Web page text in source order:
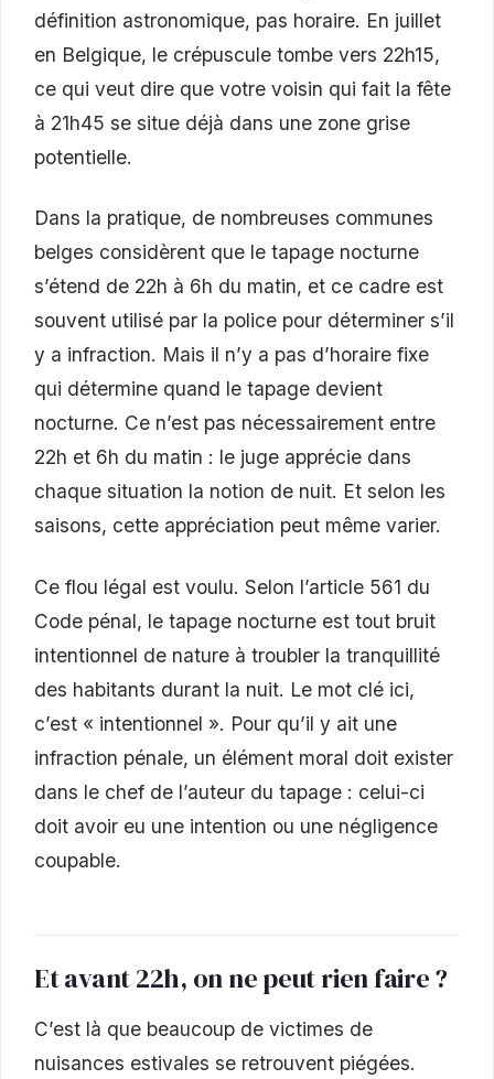
définition astronomique, pas horaire. En juillet
en Belgique, le crépuscule tombe vers 22h15,
ce qui veut dire que votre voisin qui fait la fête
à 21h45 se situe déjà dans une zone grise
potentielle.
Dans la pratique, de nombreuses communes
belges considèrent que le tapage nocturne
s’étend de 22h à 6h du matin, et ce cadre est
souvent utilisé par la police pour déterminer s’il
y a infraction. Mais il n’y a pas d’horaire fixe
qui détermine quand le tapage devient
nocturne. Ce n’est pas nécessairement entre
22h et 6h du matin : le juge apprécie dans
chaque situation la notion de nuit. Et selon les
saisons, cette appréciation peut même varier.
Ce flou légal est voulu. Selon l’article 561 du
Code pénal, le tapage nocturne est tout bruit
intentionnel de nature à troubler la tranquillité
des habitants durant la nuit. Le mot clé ici,
c’est « intentionnel ». Pour qu’il y ait une
infraction pénale, un élément moral doit exister
dans le chef de l’auteur du tapage : celui-ci
doit avoir eu une intention ou une négligence
coupable.
Et avant 22h, on ne peut rien faire ?
C’est là que beaucoup de victimes de
nuisances estivales se retrouvent piégées.